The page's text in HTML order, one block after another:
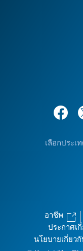
เลือกประเ
อาชีพ
ประกาศเ
นโยบายเกี่ยว